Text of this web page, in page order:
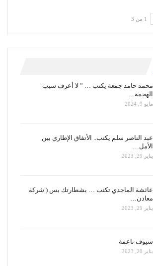
1 من 3
محمد حامد جمعة يكتب … ” لا أعرف سبب
الهجمة…
مايو 9, 2024
عبد الناصر سلم يكتب.. الأتفاق الإطاري بين
الأمل…
يناير 29, 2023
عائشة الماجدي تكتب … بشطارتك بس ( شركة
معادن…
يناير 29, 2023
سيوف ناعمة
يناير 20, 2023